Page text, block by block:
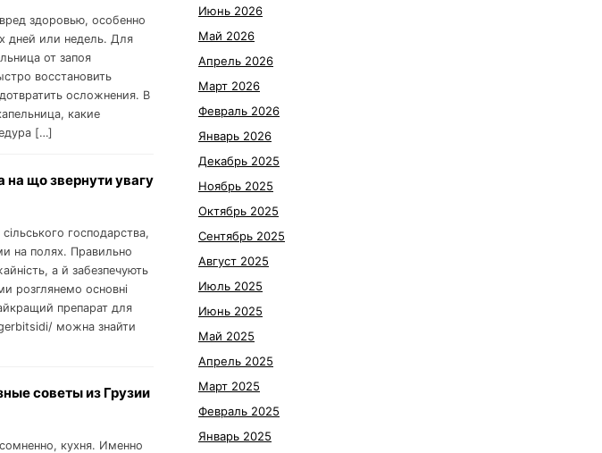
здоровью, особенно
дней или недель. Для
от запоя
восстановить
осложнения. В
какие
[…]
на що звернути увагу
господарства,
на полях. Правильно
а й забезпечують
розглянемо основні
препарат для
можна знайти
советы из Грузии
кухня. Именно
Июнь 2026
Май 2026
Апрель 2026
Март 2026
Февраль 2026
Январь 2026
Декабрь 2025
Ноябрь 2025
Октябрь 2025
Сентябрь 2025
Август 2025
Июль 2025
Июнь 2025
Май 2025
Апрель 2025
Март 2025
Февраль 2025
Январь 2025